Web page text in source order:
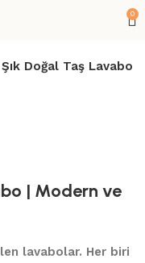
0
Doğal Taş Lavabo
| Modern ve
lavabolar. Her biri